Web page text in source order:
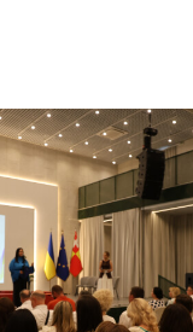
Бюджет
Публічна інформація
Прозорість влади